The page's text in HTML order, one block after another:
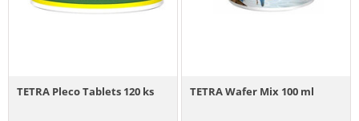
TETRA Pleco Tablets 120 ks TETRA Wafer Mix 100 ml